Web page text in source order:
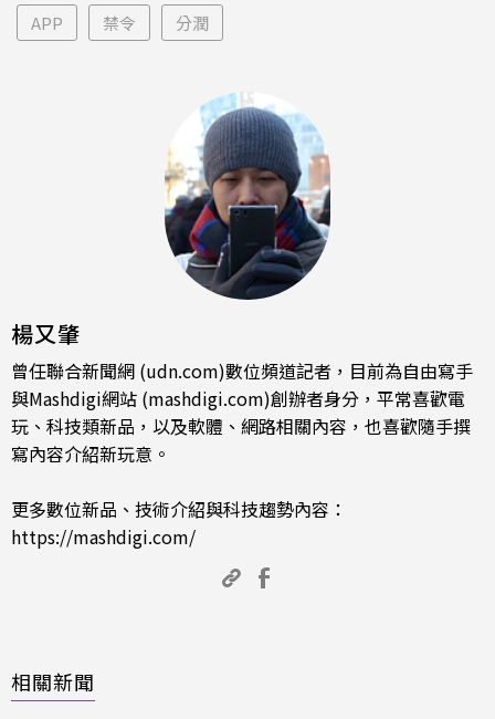
APP 禁令 分潤
楊又肇
曾任聯合新聞網 (udn.com)數位頻道記者，目前為自由寫手
與Mashdigi網站 (mashdigi.com)創辦者身分，平常喜歡電
玩、科技類新品，以及軟體、網路相關內容，也喜歡隨手撰
寫內容介紹新玩意。
更多數位新品、技術介紹與科技趨勢內容：
https://mashdigi.com/
相關新聞